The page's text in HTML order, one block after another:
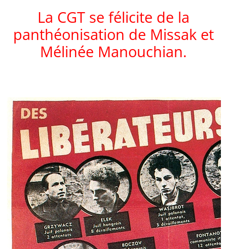
La CGT se félicite de la
panthéonisation de Missak et
Mélinée Manouchian.